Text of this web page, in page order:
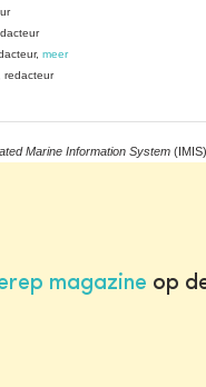
meer
, redacteur
Marine Information System
magazine op